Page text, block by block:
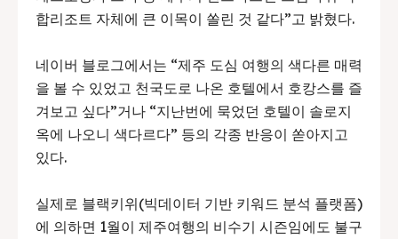
합리조트 자체에 큰 이목이 쏠린 것 같다”고 밝혔다.
네이버 블로그에서는 “제주 도심 여행의 색다른 매력
을 볼 수 있었고 천국도로 나온 호텔에서 호캉스를 즐
겨보고 싶다”거나 “지난번에 묵었던 호텔이 솔로지
옥에 나오니 색다르다” 등의 각종 반응이 쏟아지고
있다.
실제로 블랙키위(빅데이터 기반 키워드 분석 플랫폼)
에 의하면 1월이 제주여행의 비수기 시즌임에도 불구